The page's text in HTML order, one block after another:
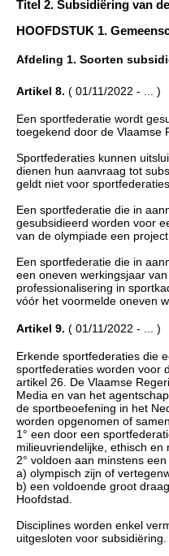
Titel 2. Subsidiëring van
HOOFDSTUK 1.
Afdeling 1. Soorten
Artikel 8. ( 01/11/2022 - ... )
Een sportfederatie wordt
toegekend door de Vlaamse
Sportfederaties kunnen
dienen hun aanvraag tot
geldt niet voor
Een sportfederatie die in
gesubsidieerd worden voor
van de olympiade een
Een sportfederatie die in
een oneven werkingsjaar
professionalisering in
vóór het voormelde oneven
Artikel 9. ( 01/11/2022 - ... )
Erkende sportfederaties die
sportfederaties worden voor
artikel 26. De Vlaamse
Media en van het
de sportbeoefening in het
worden opgenomen of
1° een door een
milieuvriendelijke, ethisch
2° voldoen aan minstens
a) olympisch zijn of
b) een voldoende groot
Hoofdstad.
Disciplines worden enkel
uitgesloten voor subsidiëring.